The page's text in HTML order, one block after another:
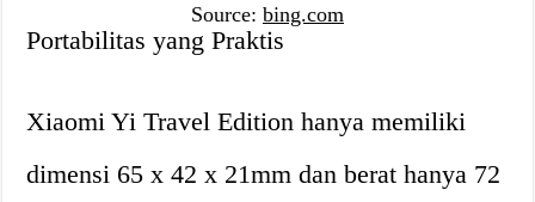
Source: bing.com
Portabilitas yang Praktis
Xiaomi Yi Travel Edition hanya memiliki
dimensi 65 x 42 x 21mm dan berat hanya 72